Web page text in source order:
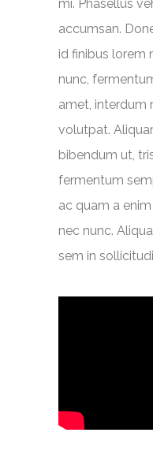
mi. Phasellus
accumsan.
id finibus lorem
nunc,
amet, interdum
volutpat.
bibendum ut,
fermentum
ac quam a
nec nunc.
sem in